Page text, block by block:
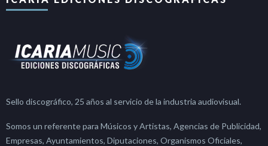
Sello discográfico, 25 años al servicio de la industria audiovisual.
Somos un referente para Músicos y Artistas, Agencias de Publicidad,
Empresas, Ayuntamientos, Diputaciones, Organismos Oficiales,